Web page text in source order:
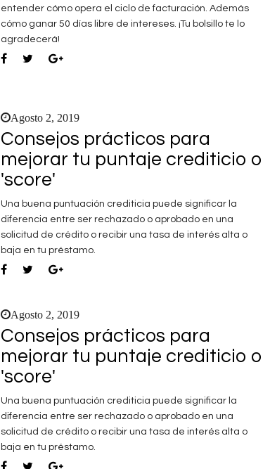
entender cómo opera el ciclo de facturación. Además
cómo ganar 50 días libre de intereses. ¡Tu bolsillo te lo
agradecerá!
Agosto 2, 2019
Consejos prácticos para
mejorar tu puntaje crediticio o
'score'
Una buena puntuación crediticia puede significar la
diferencia entre ser rechazado o aprobado en una
solicitud de crédito o recibir una tasa de interés alta o
baja en tu préstamo.
Agosto 2, 2019
Consejos prácticos para
mejorar tu puntaje crediticio o
'score'
Una buena puntuación crediticia puede significar la
diferencia entre ser rechazado o aprobado en una
solicitud de crédito o recibir una tasa de interés alta o
baja en tu préstamo.